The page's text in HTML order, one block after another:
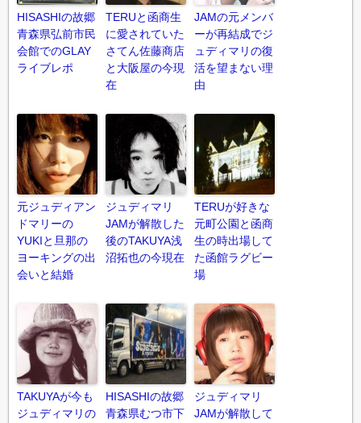
HISASHIの故郷
青森県弘前市民
会館でのGLAY
ライブレポ
TERUと函商生
に愛されていた
さてん佐藤商店
と大阪屋の今現
在
JAMの元メンバ
ーが再結成でジ
ュディマリの復
活を望まない理
由
元ジュディアン
ドマリーの
YUKIと旦那の
ヨーキングの出
会いと結婚
ジュディマリ
JAMが解散した
後のTAKUYA浅
沼拓也の今現在
TERUが好きな
元町公園と函商
生の時出場して
た函館ラグビー
場
TAKUYAが今も
ジュディマリの
HISASHIの故郷
青森県むつ市下
ジュディマリ
JAMが解散して